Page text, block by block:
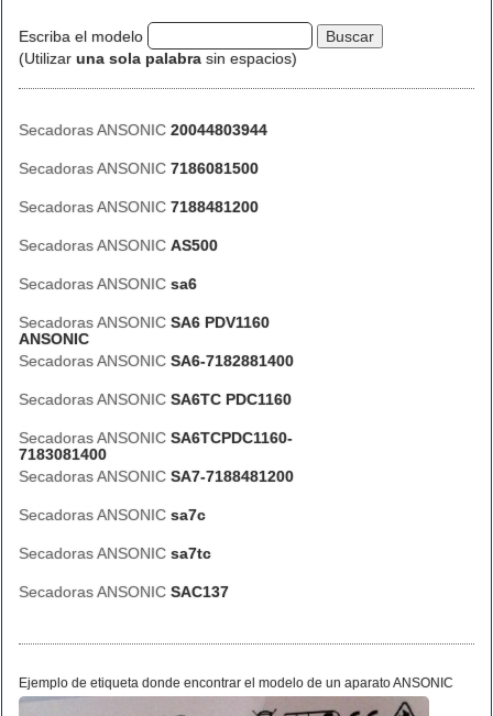
Escriba el modelo
(Utilizar una sola palabra sin espacios)
Secadoras ANSONIC 20044803944
Secadoras ANSONIC 7186081500
Secadoras ANSONIC 7188481200
Secadoras ANSONIC AS500
Secadoras ANSONIC sa6
Secadoras ANSONIC SA6 PDV1160
ANSONIC
Secadoras ANSONIC SA6-7182881400
Secadoras ANSONIC SA6TC PDC1160
Secadoras ANSONIC SA6TCPDC1160-
7183081400
Secadoras ANSONIC SA7-7188481200
Secadoras ANSONIC sa7c
Secadoras ANSONIC sa7tc
Secadoras ANSONIC SAC137
Ejemplo de etiqueta donde encontrar el modelo de un aparato ANSONIC